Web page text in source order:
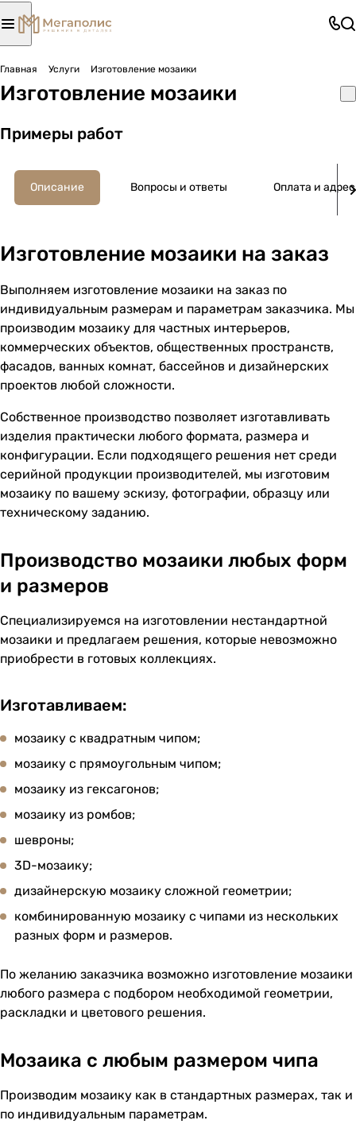
Главная Услуги Изготовление мозаики
Изготовление мозаики
Примеры работ
Описание Вопросы и ответы Оплата и
Изготовление мозаики на заказ
Выполняем изготовление мозаики на заказ по
индивидуальным размерам и параметрам заказчика. Мы
производим мозаику для частных интерьеров,
коммерческих объектов, общественных пространств,
фасадов, ванных комнат, бассейнов и дизайнерских
проектов любой сложности.
Собственное производство позволяет изготавливать
изделия практически любого формата, размера и
конфигурации. Если подходящего решения нет среди
серийной продукции производителей, мы изготовим
мозаику по вашему эскизу, фотографии, образцу или
техническому заданию.
Производство мозаики любых форм
и размеров
Специализируемся на изготовлении нестандартной
мозаики и предлагаем решения, которые невозможно
приобрести в готовых коллекциях.
Изготавливаем:
мозаику с квадратным чипом;
мозаику с прямоугольным чипом;
мозаику из гексагонов;
мозаику из ромбов;
шевроны;
3D-мозаику;
дизайнерскую мозаику сложной геометрии;
комбинированную мозаику с чипами из нескольких
разных форм и размеров.
По желанию заказчика возможно изготовление мозаики
любого размера с подбором необходимой геометрии,
раскладки и цветового решения.
Мозаика с любым размером чипа
Производим мозаику как в стандартных размерах, так и
по индивидуальным параметрам.